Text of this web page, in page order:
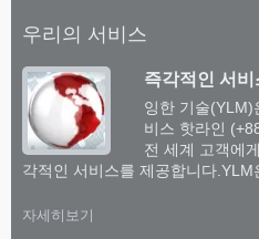
우리의 서비스
즉각적인 서
잉한 기술(YLM)
비스 핫라인
전 세계 고객에
각적인 서비스를 제공합니다.YLM
자세히보기